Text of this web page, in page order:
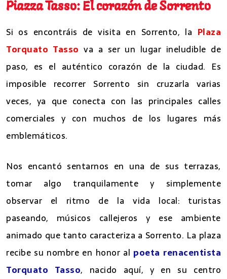
Piazza Tasso: El corazón de Sorrento
Si os encontráis de visita en Sorrento, la Plaza
Torquato Tasso va a ser un lugar ineludible de
paso, es el auténtico corazón de la ciudad. Es
imposible recorrer Sorrento sin cruzarla varias
veces, ya que conecta con las principales calles
comerciales y con muchos de los lugares más
emblemáticos.
Nos encantó sentarnos en una de sus terrazas,
tomar algo tranquilamente y simplemente
observar el ritmo de la vida local: turistas
paseando, músicos callejeros y ese ambiente
animado que tanto caracteriza a Sorrento. La plaza
recibe su nombre en honor al poeta renacentista
Torquato Tasso, nacido aquí, y en su centro